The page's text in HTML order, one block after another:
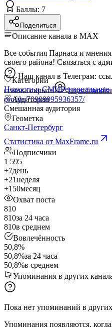
Баллы: 7
Поделиться
Описание канала в MAX
Все события Парнаса и мнения жителей.
своего района!
Наш канал в Телеграм:
ссылка скрыта
https://
profile/70909995936357/
Категории
Новости и СМИРегиональные
Аудитория
Смешанная аудитория
Геометка
Санкт-Петербург
Статистика от MaxFrame.ru
Подписчики
1 595
+7день
+21неделя
+150месяц
Охват поста
810
810за 24 часа
810в среднем
Вовлечённость
50,8%
50,8%за 24 часа
50,8%в среднем
Упоминания в других
Пока нет упоминаний в
Упоминания появляются,